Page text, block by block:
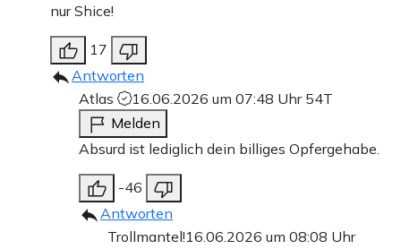
nur Shice!
17
Antworten
Atlas
16.06.2026 um 07:48 Uhr 54T
Melden
Absurd ist lediglich dein billiges Opfergehabe.
-46
Antworten
Trollmantel!16.06.2026 um 08:08 Uhr